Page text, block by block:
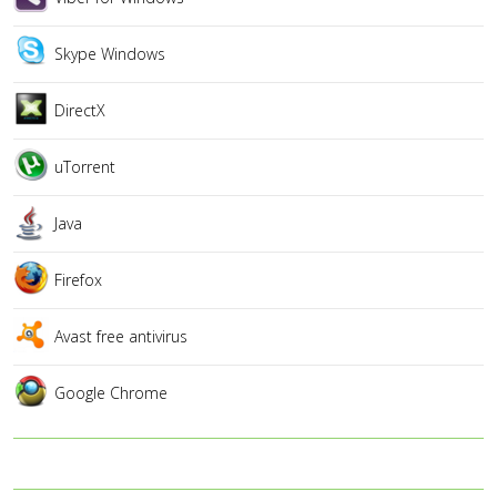
Skype Windows
DirectX
uTorrent
Java
Firefox
Avast free antivirus
Google Chrome